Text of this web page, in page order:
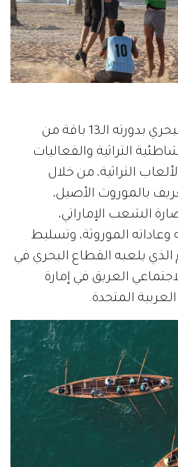
يقدم مهرجان الظفرة البحري بدورته الـ13 باقة من
التراثية والفعاليات
التراثية، من خلال
بالموروث الأصيل،
الشعب الإماراتي،
وعاداته الموروثة، وتسليط
يلعبه القطاع البحري في
العريق في إمارة
المتحدة.